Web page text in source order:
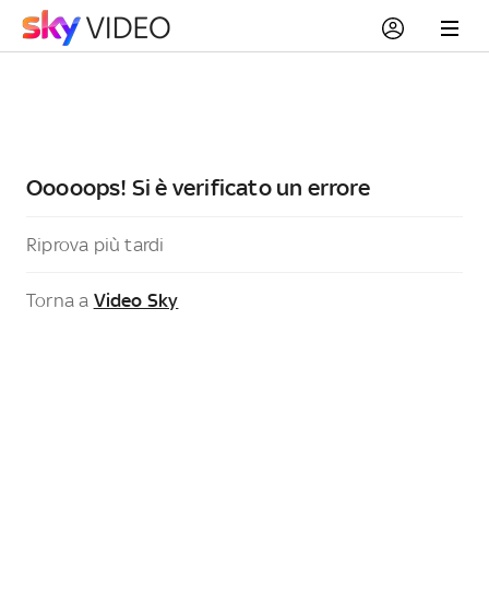
Ooooops! Si è verificato un errore
Riprova più tardi
Torna a Video Sky